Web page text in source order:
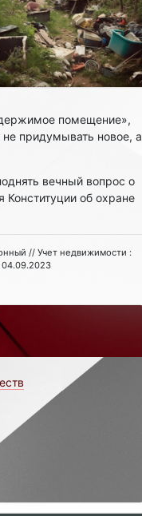
помещение»,
придумывать новое, а
вечный вопрос о
об охране
// Учет недвижимости :
04.09.2023